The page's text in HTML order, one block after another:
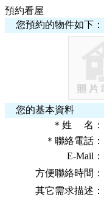
預約看屋
您預約的物件如下：
您的基本資料
＊ 姓 名：
＊ 聯絡電話：
E-Mail：
方便聯絡時間：
其它需求描述：